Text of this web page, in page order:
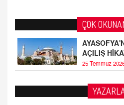
ÇOK
AÇILIŞ
25 Temmuz
AHMED ÇITLAKOĞLU
OKUL